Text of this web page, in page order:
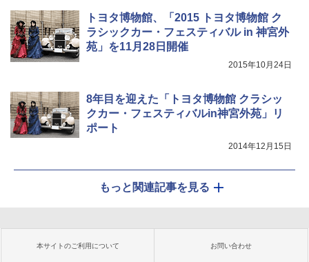
トヨタ博物館、「2015 トヨタ博物館 ク
ラシックカー・フェスティバル in 神宮外
苑」を11月28日開催
2015年10月24日
8年目を迎えた「トヨタ博物館 クラシッ
クカー・フェスティバルin神宮外苑」リ
ポート
2014年12月15日
もっと関連記事を見る
本サイトのご利用について お問い合わせ